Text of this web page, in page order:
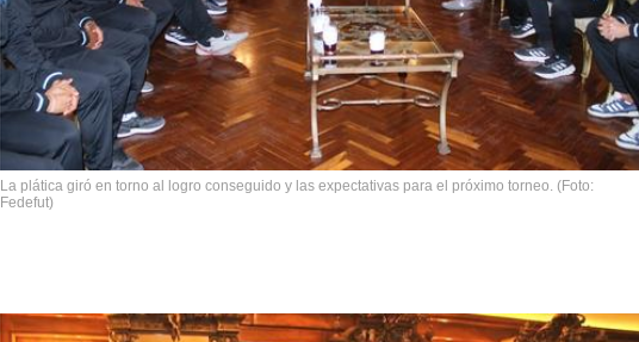
La plática giró en torno al logro conseguido y las expectativas para el próximo torneo. (Foto:
Fedefut)